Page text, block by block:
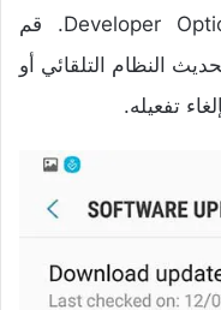
ظهور خيار جديد بإسم Developer Options. قم
النظام التلقائي أو